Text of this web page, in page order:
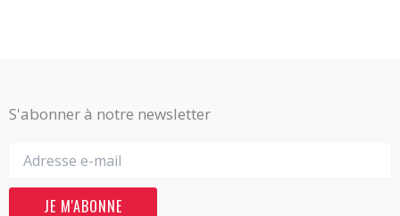
S'abonner à notre newsletter